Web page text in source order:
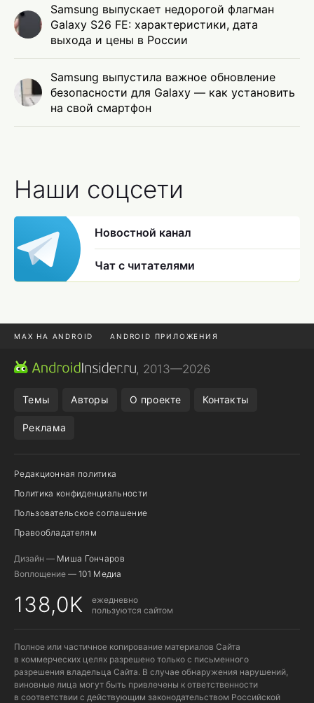
Samsung выпускает недорогой флагман
Galaxy S26 FE: характеристики, дата
выхода и цены в России
Samsung выпустила важное обновление
безопасности для Galaxy — как установить
на свой смартфон
Наши соцсети
Новостной канал
Чат с читателями
MAX НА ANDROID ANDROID ПРИЛОЖЕНИЯ
MAX ИЗ RUSTORE
, 2013—2026
Темы Авторы О проекте Контакты
Реклама
Редакционная политика
Политика конфиденциальности
Пользовательское соглашение
Правообладателям
Дизайн — Миша Гончаров
Воплощение — 101 Медиа
138,0K
ежедневно
пользуются сайтом
Полное или частичное копирование материалов Сайта
в коммерческих целях разрешено только с письменного
разрешения владельца Сайта. В случае обнаружения нарушений,
виновные лица могут быть привлечены к ответственности
в соответствии с действующим законодательством Российской